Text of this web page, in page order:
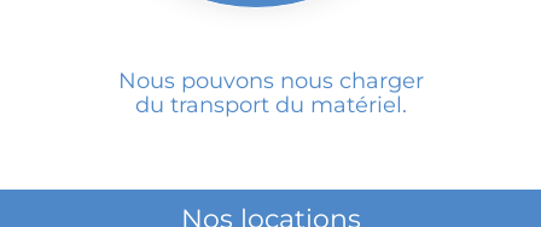
Nous pouvons nous charger
du transport du matériel.
Nos locations